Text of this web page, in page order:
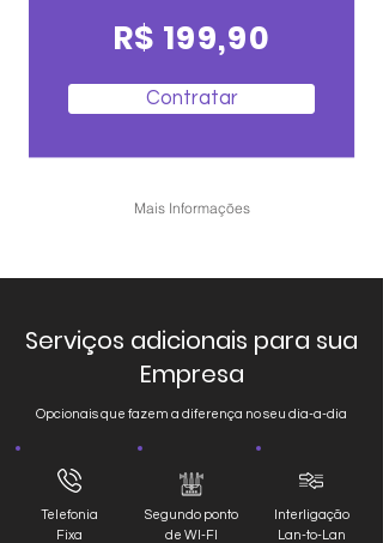
R$ 199,90
Contratar
Mais Informações
Serviços adicionais para sua
Empresa
Opcionais que fazem a diferença no seu dia-a-dia
Telefonia
Fixa
Segundo ponto
de WI-FI
Interligação
Lan-to-Lan